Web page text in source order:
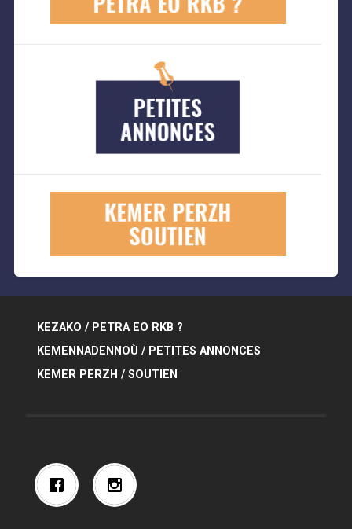
KEZAKO / PETRA EO RKB ?
KEMENNADENNOÙ / PETITES ANNONCES
KEMER PERZH / SOUTIEN